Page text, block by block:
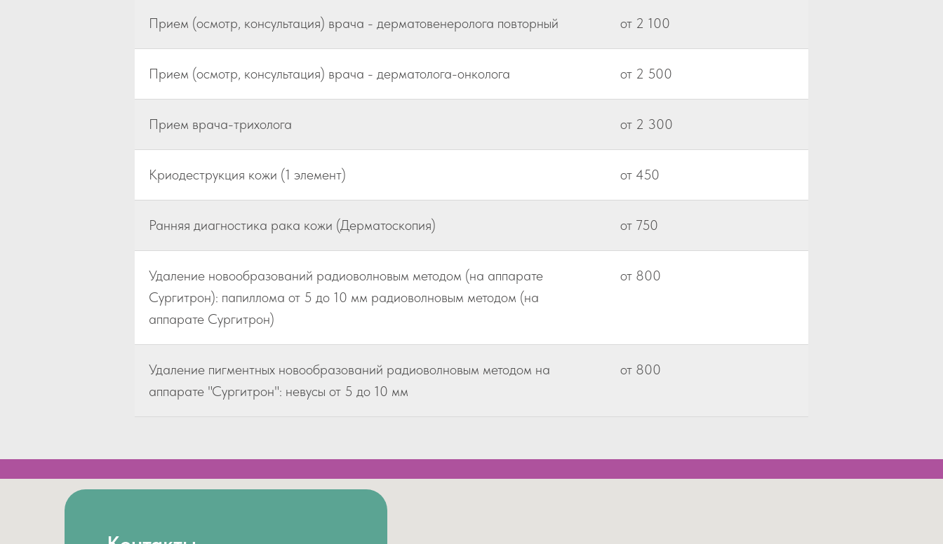
Прием (осмотр, консультация) врача - дерматовенеролога повторный от 2 100
Прием (осмотр, консультация) врача - дерматолога-онколога от 2 500
Прием врача-трихолога от 2 300
Криодеструкция кожи (1 элемент) от 450
Ранняя диагностика рака кожи (Дерматоскопия) от 750
Удаление новообразований радиоволновым методом (на аппарате
Сургитрон): папиллома от 5 до 10 мм радиоволновым методом (на
аппарате Сургитрон)
от 800
Удаление пигментных новообразований радиоволновым методом на
аппарате "Сургитрон": невусы от 5 до 10 мм
от 800